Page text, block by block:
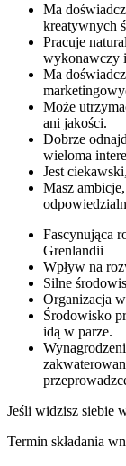
Ma
kreatywnych
Pracuje
wykonawczy
Ma
Może
ani jakości.
Dobrze
wieloma
Jest
Masz
Fascynująca
Grenlandii
Wpływ na
Silne
Organizacja
Środowisko
idą w parze.
Jeśli widzisz siebie
Termin składania